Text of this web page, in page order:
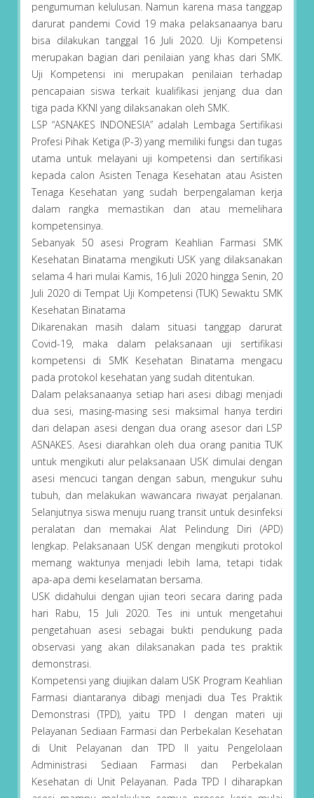
pengumuman kelulusan. Namun karena masa tanggap
darurat pandemi Covid 19 maka pelaksanaanya baru
bisa dilakukan tanggal 16 Juli 2020. Uji Kompetensi
merupakan bagian dari penilaian yang khas dari SMK.
Uji Kompetensi ini merupakan penilaian terhadap
pencapaian siswa terkait kualifikasi jenjang dua dan
tiga pada KKNI yang dilaksanakan oleh SMK.
LSP “ASNAKES INDONESIA” adalah Lembaga Sertifikasi
Profesi Pihak Ketiga (P-3) yang memiliki fungsi dan tugas
utama untuk melayani uji kompetensi dan sertifikasi
kepada calon Asisten Tenaga Kesehatan atau Asisten
Tenaga Kesehatan yang sudah berpengalaman kerja
dalam rangka memastikan dan atau memelihara
kompetensinya.
Sebanyak 50 asesi Program Keahlian Farmasi SMK
Kesehatan Binatama mengikuti USK yang dilaksanakan
selama 4 hari mulai Kamis, 16 Juli 2020 hingga Senin, 20
Juli 2020 di Tempat Uji Kompetensi (TUK) Sewaktu SMK
Kesehatan Binatama
Dikarenakan masih dalam situasi tanggap darurat
Covid-19, maka dalam pelaksanaan uji sertifikasi
kompetensi di SMK Kesehatan Binatama mengacu
pada protokol kesehatan yang sudah ditentukan.
Dalam pelaksanaanya setiap hari asesi dibagi menjadi
dua sesi, masing-masing sesi maksimal hanya terdiri
dari delapan asesi dengan dua orang asesor dari LSP
ASNAKES. Asesi diarahkan oleh dua orang panitia TUK
untuk mengikuti alur pelaksanaan USK dimulai dengan
asesi mencuci tangan dengan sabun, mengukur suhu
tubuh, dan melakukan wawancara riwayat perjalanan.
Selanjutnya siswa menuju ruang transit untuk desinfeksi
peralatan dan memakai Alat Pelindung Diri (APD)
lengkap. Pelaksanaan USK dengan mengikuti protokol
memang waktunya menjadi lebih lama, tetapi tidak
apa-apa demi keselamatan bersama.
USK didahului dengan ujian teori secara daring pada
hari Rabu, 15 Juli 2020. Tes ini untuk mengetahui
pengetahuan asesi sebagai bukti pendukung pada
observasi yang akan dilaksanakan pada tes praktik
demonstrasi.
Kompetensi yang diujikan dalam USK Program Keahlian
Farmasi diantaranya dibagi menjadi dua Tes Praktik
Demonstrasi (TPD), yaitu TPD I dengan materi uji
Pelayanan Sediaan Farmasi dan Perbekalan Kesehatan
di Unit Pelayanan dan TPD II yaitu Pengelolaan
Administrasi Sediaan Farmasi dan Perbekalan
Kesehatan di Unit Pelayanan. Pada TPD I diharapkan